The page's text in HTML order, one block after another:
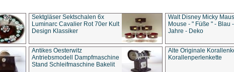
Sektgläser Sektschalen 6x
Luminarc Cavalier Rot 70er Kult
Design Klassiker
Walt Disney Micky
Mouse - " Füße " - Blau
Jahre - Deko
Antikes Oesterwitz
Antriebsmodell Dampfmaschine
Stand Schleifmaschine Bakelit
Alte Originale
Korallenperlenkette